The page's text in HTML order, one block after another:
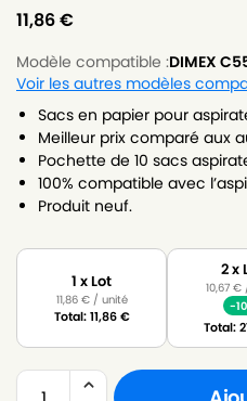
11,86€
Modèle compatible :DIMEX
Voir les autres modèles
Sacs en papier pour
Meilleur prix comparé aux
Pochette de 10 sacs
100% compatible avec
Produit neuf.
1 x Lot
11,86 €/ unité
Total:11,86€
2 x
10,67 €
-
Total: